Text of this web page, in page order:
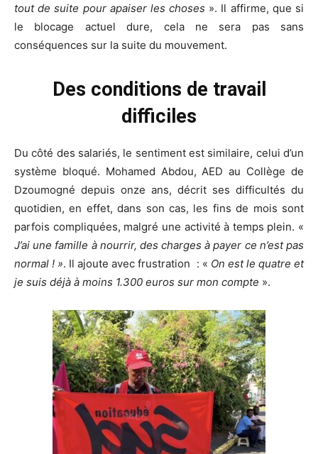
tout de suite pour apaiser les choses ». Il affirme, que si
le blocage actuel dure, cela ne sera pas sans
conséquences sur la suite du mouvement.
Des conditions de travail
difficiles
Du côté des salariés, le sentiment est similaire, celui d’un
système bloqué. Mohamed Abdou, AED au Collège de
Dzoumogné depuis onze ans, décrit ses difficultés du
quotidien, en effet, dans son cas, les fins de mois sont
parfois compliquées, malgré une activité à temps plein. «
J’ai une famille à nourrir, des charges à payer ce n’est pas
normal ! ». Il ajoute avec frustration : « On est le quatre et
je suis déjà à moins 1.300 euros sur mon compte ».